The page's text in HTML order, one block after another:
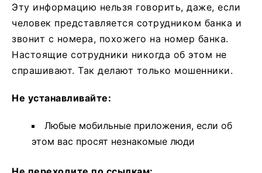
Эту информацию нельзя говорить, даже, если
человек представляется сотрудником банка и
звонит с номера, похожего на номер банка.
Настоящие сотрудники никогда об этом не
спрашивают. Так делают только мошенники.
Не устанавливайте:
Любые мобильные приложения, если об
этом вас просят незнакомые люди